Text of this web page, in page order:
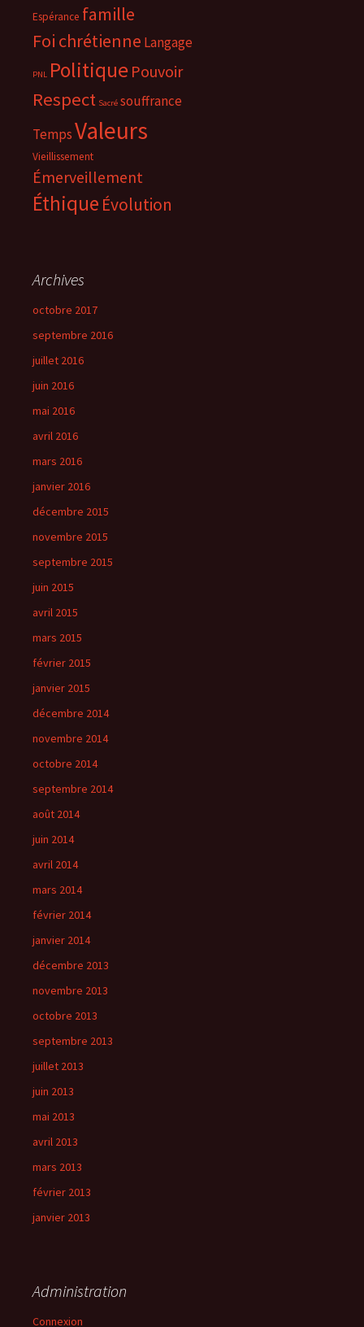
Espérance famille
Foi chrétienne Langage
PNL Politique Pouvoir
Respect Sacré souffrance
TempsValeurs
Vieillissement
Émerveillement
Éthique Évolution
Archives
octobre 2017
septembre 2016
juillet 2016
juin 2016
mai 2016
avril 2016
mars 2016
janvier 2016
décembre 2015
novembre 2015
septembre 2015
juin 2015
avril 2015
mars 2015
février 2015
janvier 2015
décembre 2014
novembre 2014
octobre 2014
septembre 2014
août 2014
juin 2014
avril 2014
mars 2014
février 2014
janvier 2014
décembre 2013
novembre 2013
octobre 2013
septembre 2013
juillet 2013
juin 2013
mai 2013
avril 2013
mars 2013
février 2013
janvier 2013
Administration
Connexion